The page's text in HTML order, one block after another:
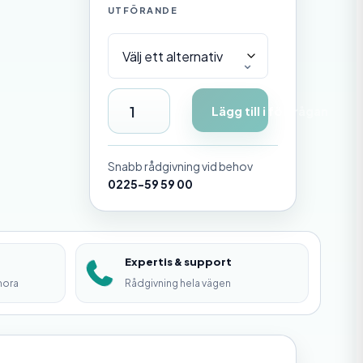
UTFÖRANDE
D
i
s
t
a
n
s
s
Lägg till i förfrågan
Snabb rådgivning vid behov
0225-59 59 00
Expertis & support
Rådgivning hela vägen